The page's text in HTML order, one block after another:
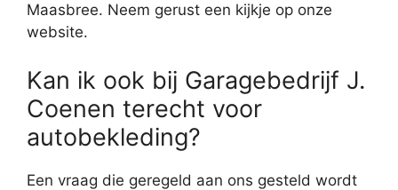
Maasbree. Neem gerust een kijkje op onze
website.
Kan ik ook bij Garagebedrijf J.
Coenen terecht voor
autobekleding?
Een vraag die geregeld aan ons gesteld wordt